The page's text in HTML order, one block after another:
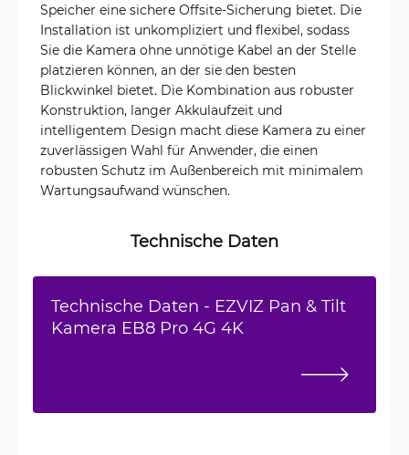
Speicher eine sichere Offsite-Sicherung bietet. Die
Installation ist unkompliziert und flexibel, sodass
Sie die Kamera ohne unnötige Kabel an der Stelle
platzieren können, an der sie den besten
Blickwinkel bietet. Die Kombination aus robuster
Konstruktion, langer Akkulaufzeit und
intelligentem Design macht diese Kamera zu einer
zuverlässigen Wahl für Anwender, die einen
robusten Schutz im Außenbereich mit minimalem
Wartungsaufwand wünschen.
Technische Daten
Technische Daten - EZVIZ Pan & Tilt
Kamera EB8 Pro 4G 4K